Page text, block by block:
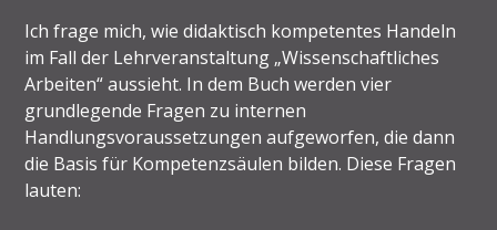
Ich frage mich, wie didaktisch kompetentes Handeln
im Fall der Lehrveranstaltung „Wissenschaftliches
Arbeiten“ aussieht. In dem Buch werden vier
grundlegende Fragen zu internen
Handlungsvoraussetzungen aufgeworfen, die dann
die Basis für Kompetenzsäulen bilden. Diese Fragen
lauten: